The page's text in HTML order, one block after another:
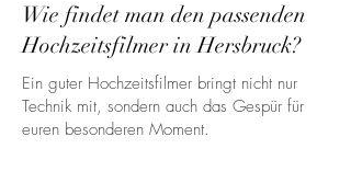
Wie findet man den passenden
Hochzeitsfilmer in Hersbruck?
Ein guter Hochzeitsfilmer bringt nicht nur
Technik mit, sondern auch das Gespür für
euren besonderen Moment.